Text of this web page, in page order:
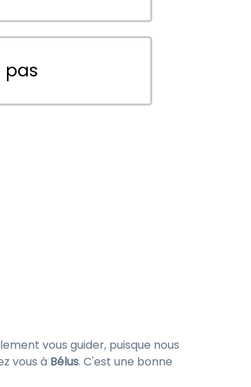
pas
vous guider, puisque nous
vous à Bélus. C'est une bonne